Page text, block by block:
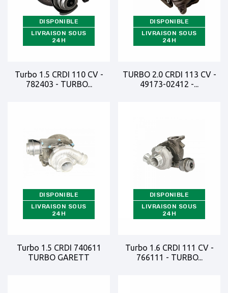
DISPONIBLE
LIVRAISON SOUS
24H
Turbo 1.5 CRDI 110 CV -
782403 - TURBO...
DISPONIBLE
LIVRAISON SOUS
24H
TURBO 2.0 CRDI 113 CV -
49173-02412 -...
DISPONIBLE
LIVRAISON SOUS
24H
Turbo 1.5 CRDI 740611
TURBO GARETT
DISPONIBLE
LIVRAISON SOUS
24H
Turbo 1.6 CRDI 111 CV -
766111 - TURBO...